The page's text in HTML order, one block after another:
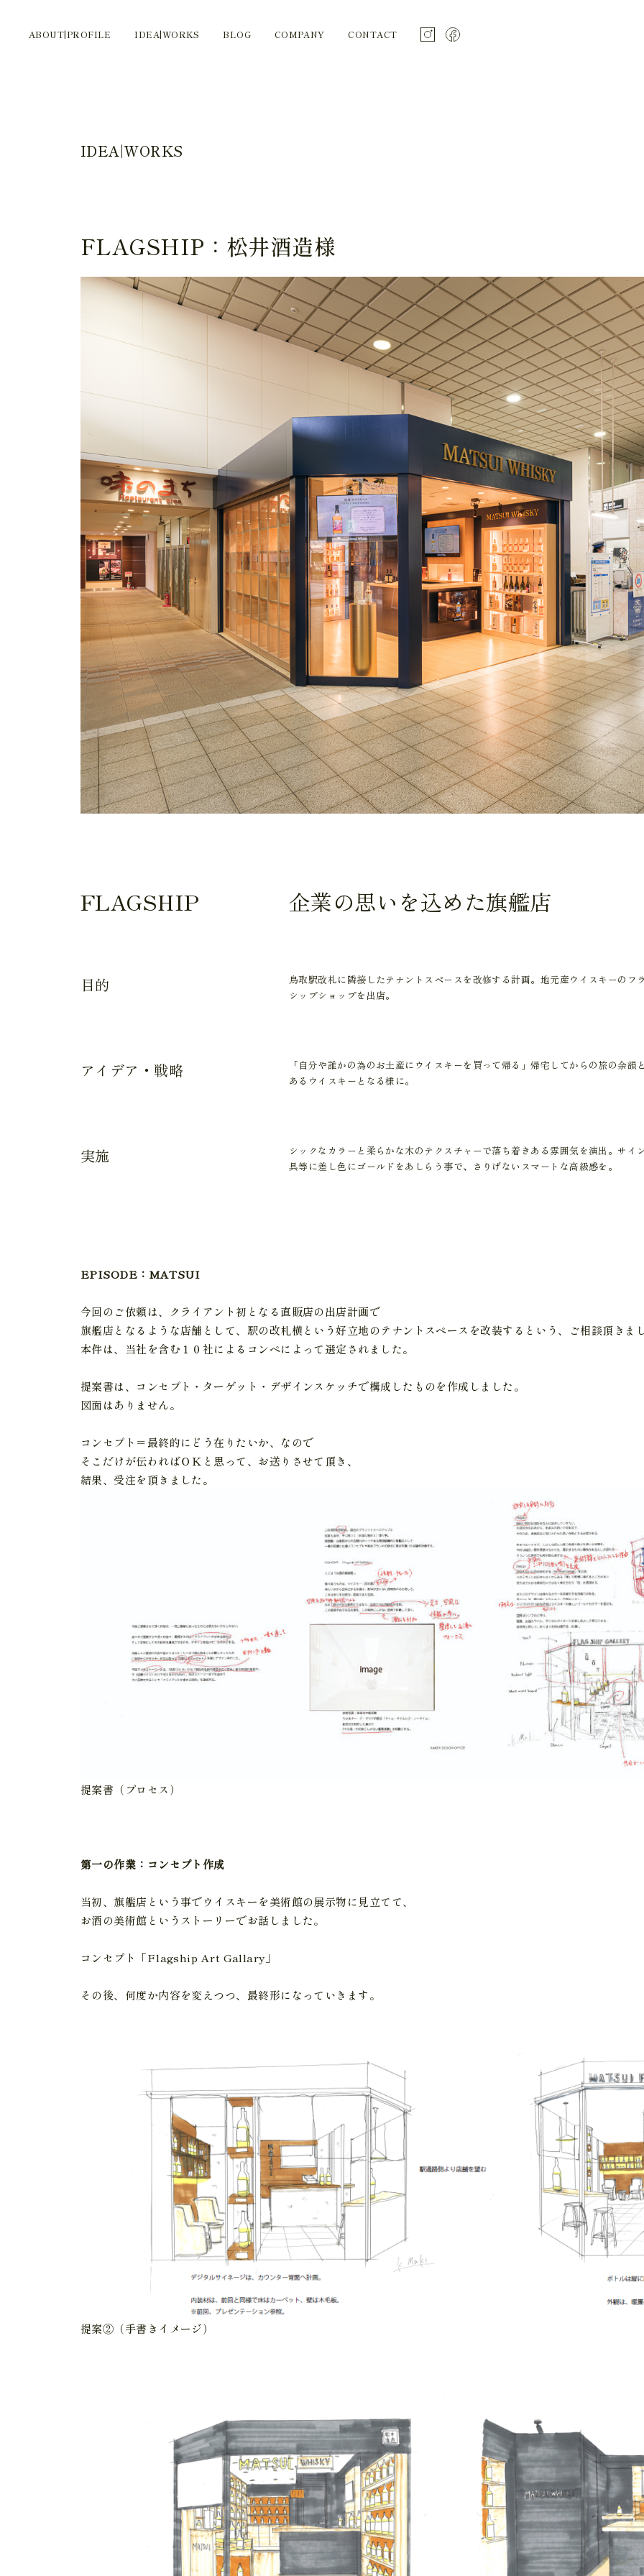
ABOUT|PROFILE IDEA|WORKS BLOG COMPANY CONTACT
IDEA|WORKS
FLAGSHIP：松井酒造様
FLAGSHIP 企業の思いを込めた旗艦店
目的
鳥取駅改札に隣接したテナントスペースを改修する計画。地元産ウイスキーのフ
シップショップを出店。
アイデア・戦略
「自分や誰かの為のお土産にウイスキーを買って帰る」帰宅してからの旅の余韻
あるウイスキーとなる様に。
実施
シックなカラーと柔らかな木のテクスチャーで落ち着きある雰囲気を演出。サイ
具等に差し色にゴールドをあしらう事で、さりげないスマートな高級感を。
EPISODE：MATSUI
今回のご依頼は、クライアント初となる直販店の出店計画で
旗艦店となるような店舗として、駅の改札横という好立地のテナントスペースを改装するという、ご相談頂きま
本件は、当社を含む１０社によるコンペによって選定されました。
提案書は、コンセプト・ターゲット・デザインスケッチで構成したものを作成しました。
図面はありません。
コンセプト＝最終的にどう在りたいか、なので
そこだけが伝わればＯＫと思って、お送りさせて頂き、
結果、受注を頂きました。
提案書（プロセス）
第一の作業：コンセプト作成
当初、旗艦店という事でウイスキーを美術館の展示物に見立てて、
お酒の美術館というストーリーでお話しました。
コンセプト「Flagship Art Gallary」
その後、何度か内容を変えつつ、最終形になっていきます。
提案②（手書きイメージ）